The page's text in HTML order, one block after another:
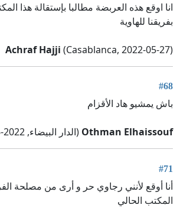
انا اوقع هذه العربضة مطالبا بإستقالة هذا
بفريقنا للهاوية
Achraf Hajji (Casablanca, 2022-05-27)
#68
باش يمشيو هاد الأقزام
Othman Elhaissouf (الدار البيضاء, 2022-05-27)
#71
أنا أوقع لأنني رجاوي حر و أرى من مصلحة
المكتب الحالي